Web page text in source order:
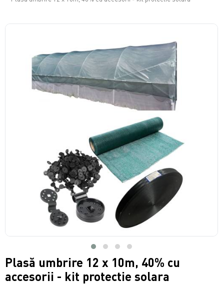
Plasă umbrire 12 x 10m, 40% cu
accesorii - kit protectie solara